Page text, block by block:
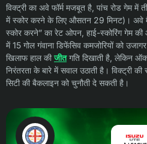
विक्ट्री का अवे फॉर्म मजबूत है, पांच रोड गेम में
में स्कोर करने के लिए औसतन 29 मिनट)। अवे
स्कोर करने” का रेट ओपन, हाई-स्कोरिंग गेम की
में 15 गोल गंवाना डिफेंसिव कमजोरियों को
खिलाफ हाल कीजीतगति दिखाती है, लेकिन
निरंतरता के बारे में सवाल उठाती है। विक्ट्री
सिटी की बैकलाइन को चुनौती दे सकती है।